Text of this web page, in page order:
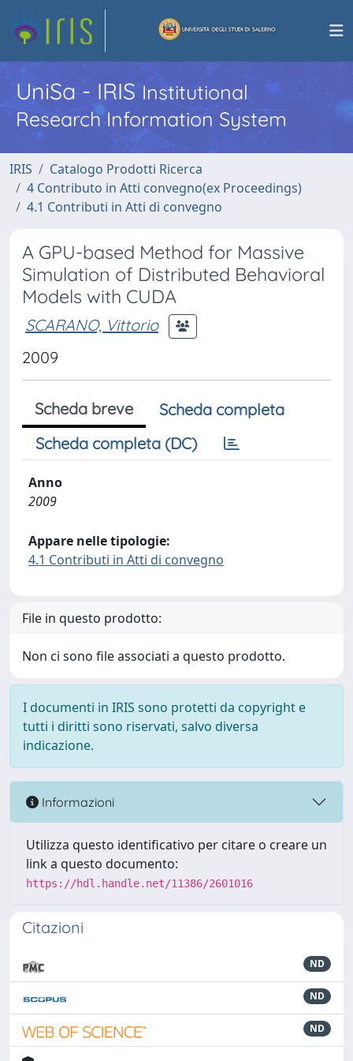
UniSa - IRISInstitutional
Research Information System
IRIS
Catalogo Prodotti Ricerca
4 Contributo in Atti convegno(ex Proceedings)
4.1 Contributi in Atti di convegno
A GPU-based Method for Massive
Simulation of Distributed Behavioral
Models with CUDA
SCARANO, Vittorio
2009
Scheda breve
Scheda completa
Scheda completa (DC)
Anno
2009
Appare nelle tipologie:
4.1 Contributi in Atti di convegno
File in questo prodotto:
Non ci sono file associati a questo prodotto.
I documenti in IRIS sono protetti da copyright e
tutti i diritti sono riservati, salvo diversa
indicazione.
Informazioni
Utilizza questo identificativo per citare o creare un
link a questo documento:
https://hdl.handle.net/11386/2601016
Citazioni
ND
ND
ND